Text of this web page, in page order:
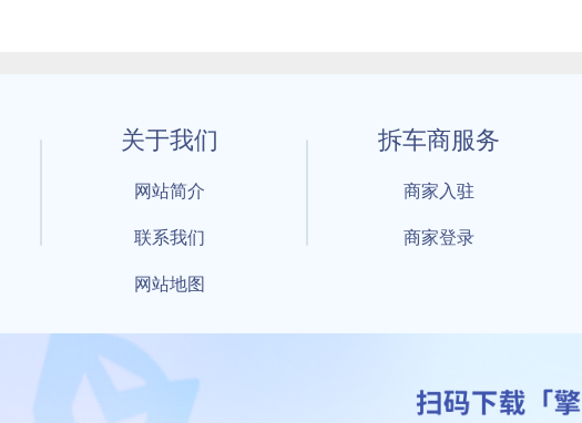
关于我们
网站简介
联系我们
网站地图
拆车商服务
商家入驻
商家登录
© 2021 By 擎天拆车-买卖拆车件，擎天拆车好省快 All Rights Reserved
工信部备案号：鲁ICP备18021004号-17 公安部备案号： 鲁公网安备